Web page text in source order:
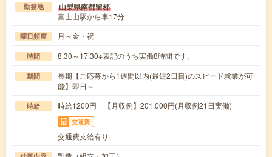
勤務地 山梨県南都留郡
富士山駅から車17分
曜日頻度 月～金・祝
時間 8:30～17:30※表記のうち実働8時間です。
期間
長期【ご応募から1週間以内(最短2日目)のスピード就業が可
能】即日～
時給 時給1200円 【月収例】201,000円(月収例21日実働)
交通費
交通費支給有り